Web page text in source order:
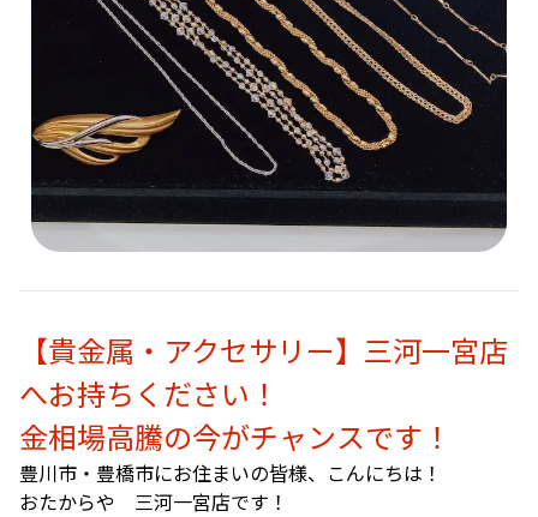
【貴金属・アクセサリー】三河一宮店
へお持ちください！
金相場高騰の今がチャンスです！
豊川市・豊橋市にお住まいの皆様、こんにちは！
おたからや 三河一宮店です！